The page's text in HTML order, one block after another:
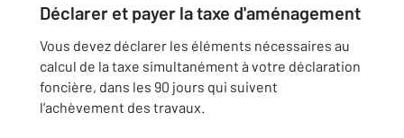
Déclarer et payer la taxe d'aménagement
Vous devez déclarer les éléments nécessaires au
calcul de la taxe simultanément à votre déclaration
foncière, dans les 90 jours qui suivent
l’achèvement des travaux.